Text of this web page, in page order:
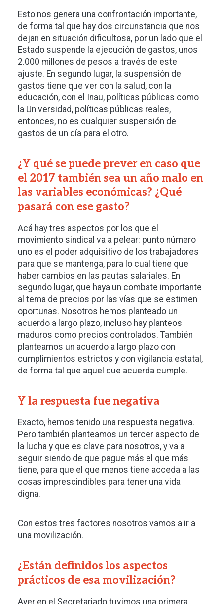
Esto nos genera una confrontación importante,
de forma tal que hay dos circunstancia que nos
dejan en situación dificultosa, por un lado que el
Estado suspende la ejecución de gastos, unos
2.000 millones de pesos a través de este
ajuste. En segundo lugar, la suspensión de
gastos tiene que ver con la salud, con la
educación, con el Inau, políticas públicas como
la Universidad, políticas públicas reales,
entonces, no es cualquier suspensión de
gastos de un día para el otro.
¿Y qué se puede prever en caso que
el 2017 también sea un año malo en
las variables económicas? ¿Qué
pasará con ese gasto?
Acá hay tres aspectos por los que el
movimiento sindical va a pelear: punto número
uno es el poder adquisitivo de los trabajadores
para que se mantenga, para lo cual tiene que
haber cambios en las pautas salariales. En
segundo lugar, que haya un combate importante
al tema de precios por las vías que se estimen
oportunas. Nosotros hemos planteado un
acuerdo a largo plazo, incluso hay planteos
maduros como precios controlados. También
planteamos un acuerdo a largo plazo con
cumplimientos estrictos y con vigilancia estatal,
de forma tal que aquel que acuerda cumple.
Y la respuesta fue negativa
Exacto, hemos tenido una respuesta negativa.
Pero también planteamos un tercer aspecto de
la lucha y que es clave para nosotros, y va a
seguir siendo de que pague más el que más
tiene, para que el que menos tiene acceda a las
cosas imprescindibles para tener una vida
digna.
Con estos tres factores nosotros vamos a ir a
una movilización.
¿Están definidos los aspectos
prácticos de esa movilización?
Ayer en el Secretariado tuvimos una primera